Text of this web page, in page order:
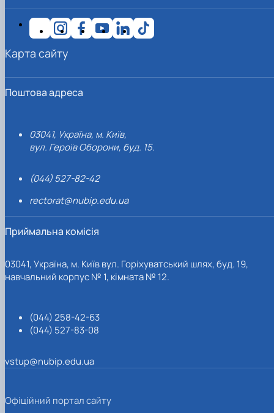
Поштова адреса
03041, Україна, м. Київ,
вул. Героїв Оборони, буд. 15.
(044) 527-82-42
rectorat@nubip.edu.ua
Приймальна комісія
03041, Україна, м. Київ вул. Горіхуватський шлях, буд. 19,
навчальний корпус № 1, кімната № 12.
(044) 258-42-63
(044) 527-83-08
vstup@nubip.edu.ua
Карта сайту
Офіційний портал сайту